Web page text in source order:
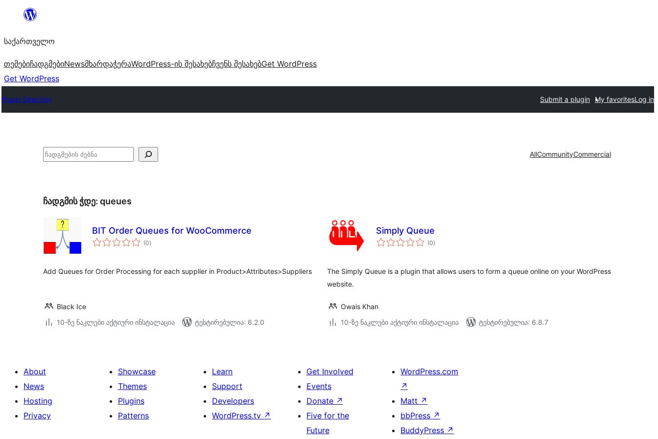
შიგთავსზე
საქართველო
თემებიჩადგმებიNewsმხარდაჭერაWordPress-ის შესახებჩვენს შესახებGet WordPress
Get WordPress
Plugin Directory Submit a plugin My favoritesLog in
ძებნა AllCommunityCommercial
ჩადგმის ჭდე: queues
BIT Order Queues for WooCommerce
(0საერთო
რეიტინგი
)
Add Queues for Order Processing for each supplier in Product>Attributes>Suppliers
Black Ice
10-ზე ნაკლები აქტიური ინსტალაცია
ტესტირებულია: 6.2.0
Simply Queue
(0საერთო
რეიტინგი
)
The Simply Queue is a plugin that allows users to form a queue online on your WordPress
website.
Owais Khan
10-ზე ნაკლები აქტიური ინსტალაცია
ტესტირებულია: 6.8.7
About
News
Hosting
Privacy
Showcase
Themes
Plugins
Patterns
Learn
Support
Developers
WordPress.tv ↗
Get Involved
Events
Donate ↗
Five for the
Future
WordPress.com
↗
Matt ↗
bbPress ↗
BuddyPress ↗